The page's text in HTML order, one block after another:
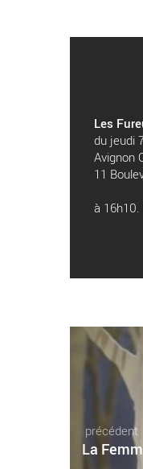
Les
du jeudi
Avignon
11
à 16h10.
précédent
La